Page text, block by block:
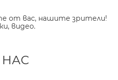
от вас, нашите зрители!
видео.
НАС